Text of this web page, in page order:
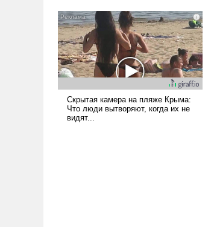
что оно уже несет негативные
коннотации.